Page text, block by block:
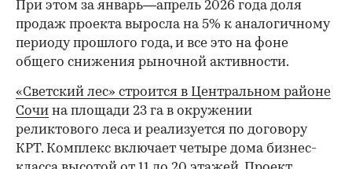
При этом за январь—апрель 2026 года доля
продаж проекта выросла на 5% к аналогичному
периоду прошлого года, и все это на фоне
общего снижения рыночной активности.
«Светский лес» строится в Центральном районе
Сочи на площади 23 га в окружении
реликтового леса и реализуется по договору
КРТ. Комплекс включает четыре дома бизнес-